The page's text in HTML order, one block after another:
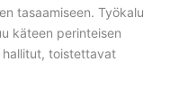
tasaamiseen. Työkalu
käteen perinteisen
hallitut, toistettavat